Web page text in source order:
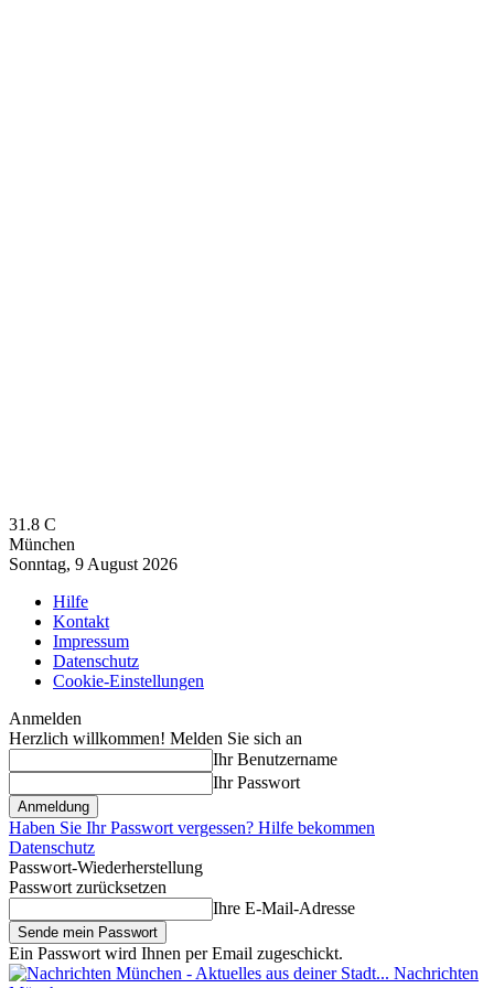
31.8 C
München
Sonntag, 9 August 2026
Hilfe
Kontakt
Impressum
Datenschutz
Cookie-Einstellungen
Anmelden
Herzlich willkommen! Melden Sie sich an
Ihr Benutzername
Ihr Passwort
Haben Sie Ihr Passwort vergessen? Hilfe bekommen
Datenschutz
Passwort-Wiederherstellung
Passwort zurücksetzen
Ihre E-Mail-Adresse
Ein Passwort wird Ihnen per Email zugeschickt.
Nachrichten